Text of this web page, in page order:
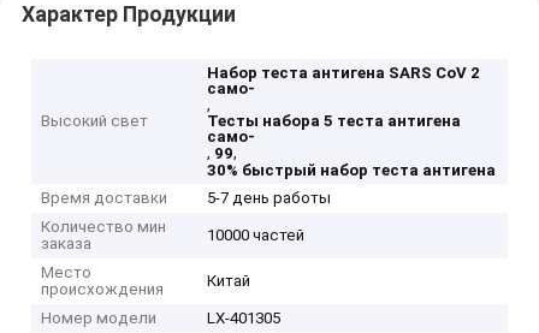
Характер Продукции
Высокий свет
Набор теста антигена SARS CoV 2
само-
,
Тесты набора 5 теста антигена
само-
, 99,
30% быстрый набор теста антигена
Время доставки
5-7 день работы
Количество мин
заказа
10000 частей
Место
происхождения
Китай
Номер модели
LX-401305